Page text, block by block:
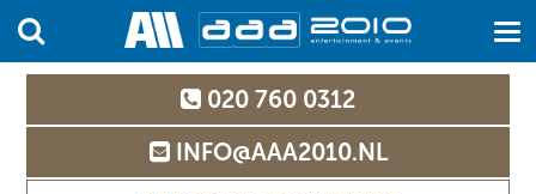
020 760 0312
INFO@AAA2010.NL